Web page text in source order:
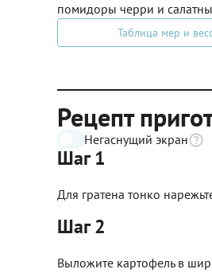
помидоры черри и
Таблица мер и
Рецепт
Негаснущий экран
Шаг 1
Для гратена тонко
Шаг 2
Выложите картофель в